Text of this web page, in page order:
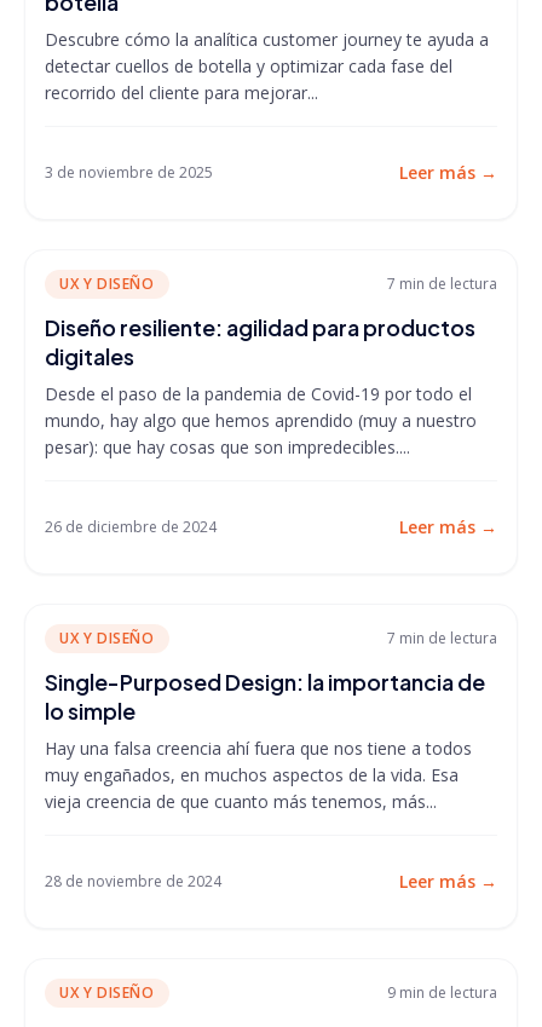
Descubre cómo la analítica customer journey te ayuda a
detectar cuellos de botella y optimizar cada fase del
recorrido del cliente para mejorar...
3 de noviembre de 2025 Leer más →
UX Y DISEÑO 7 min de lectura
Diseño resiliente: agilidad para productos
digitales
Desde el paso de la pandemia de Covid-19 por todo el
mundo, hay algo que hemos aprendido (muy a nuestro
pesar): que hay cosas que son impredecibles....
26 de diciembre de 2024 Leer más →
UX Y DISEÑO 7 min de lectura
Single-Purposed Design: la importancia de
lo simple
Hay una falsa creencia ahí fuera que nos tiene a todos
muy engañados, en muchos aspectos de la vida. Esa
vieja creencia de que cuanto más tenemos, más...
28 de noviembre de 2024 Leer más →
UX Y DISEÑO 9 min de lectura